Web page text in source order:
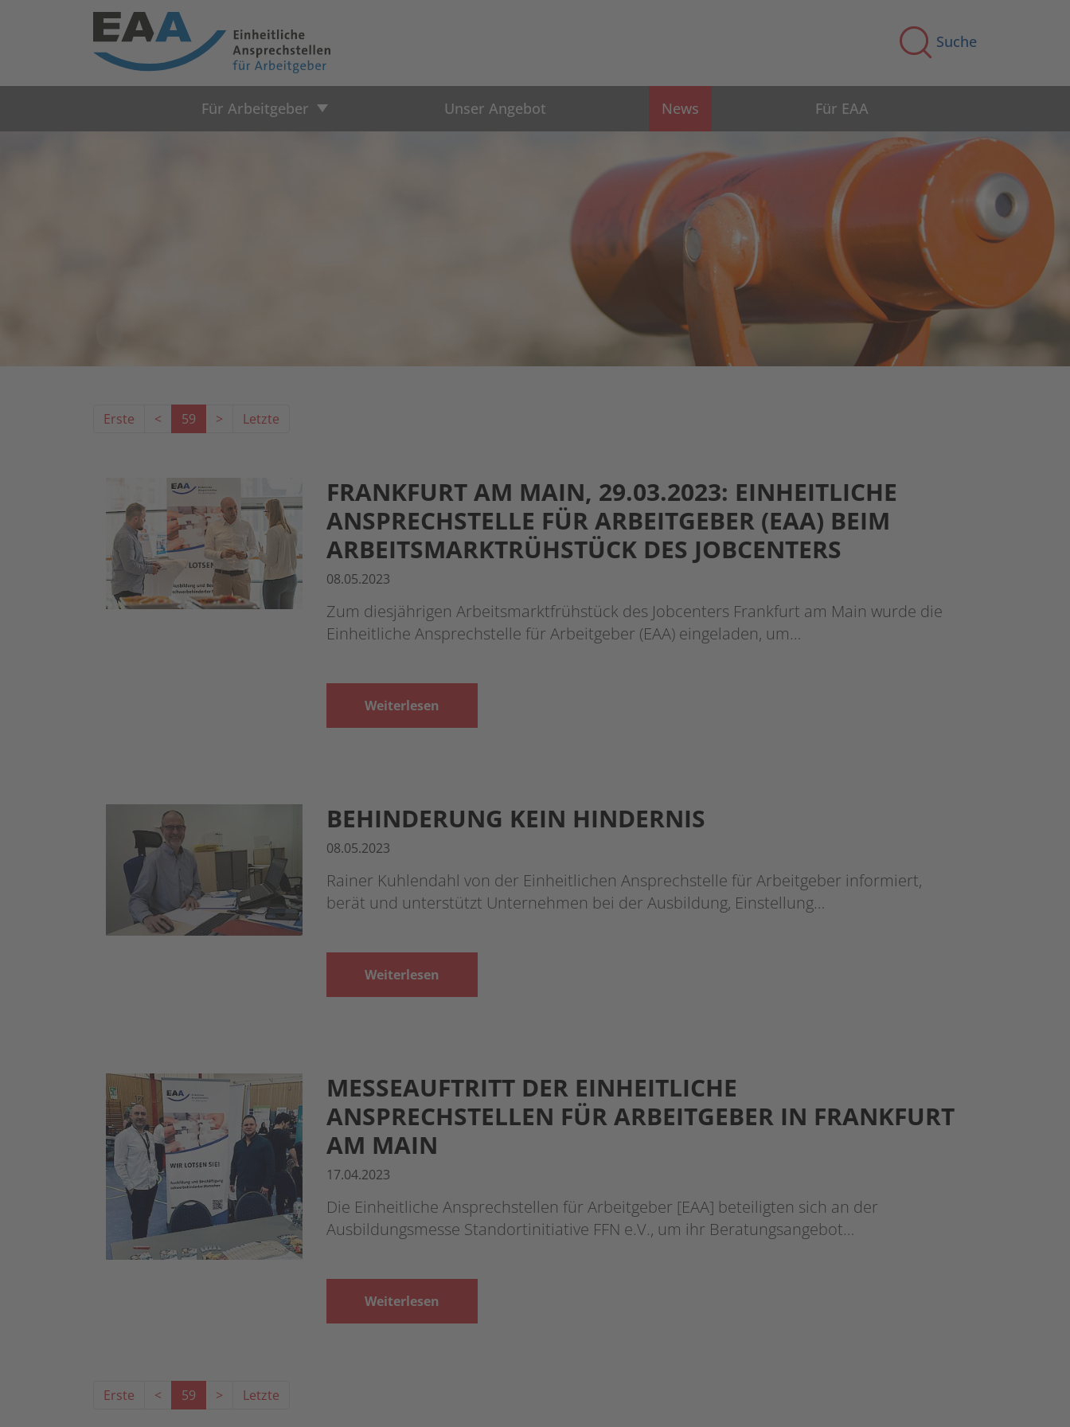
Suche
Für Arbeitgeber Unser Angebot News Für EAA
Erste < 59 > Letzte
FRANKFURT AM MAIN, 29.03.2023: EINHEITLICHE
ANSPRECHSTELLE FÜR ARBEITGEBER (EAA) BEIM
ARBEITSMARKTRÜHSTÜCK DES JOBCENTERS
08.05.2023
Zum diesjährigen Arbeitsmarktfrühstück des Jobcenters Frankfurt am Main wurde die
Einheitliche Ansprechstelle für Arbeitgeber (EAA) eingeladen, um…
Weiterlesen
BEHINDERUNG KEIN HINDERNIS
08.05.2023
Rainer Kuhlendahl von der Einheitlichen Ansprechstelle für Arbeitgeber informiert,
berät und unterstützt Unternehmen bei der Ausbildung, Einstellung…
Weiterlesen
MESSEAUFTRITT DER EINHEITLICHE
ANSPRECHSTELLEN FÜR ARBEITGEBER IN FRANKFURT
AM MAIN
17.04.2023
Die Einheitliche Ansprechstellen für Arbeitgeber [EAA] beteiligten sich an der
Ausbildungsmesse Standortinitiative FFN e.V., um ihr Beratungsangebot…
Weiterlesen
Erste < 59 > Letzte